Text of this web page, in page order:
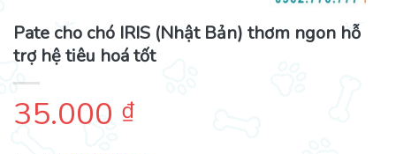
Pate cho chó IRIS (Nhật Bản) thơm ngon hỗ
trợ hệ tiêu hoá tốt
35.000 ₫